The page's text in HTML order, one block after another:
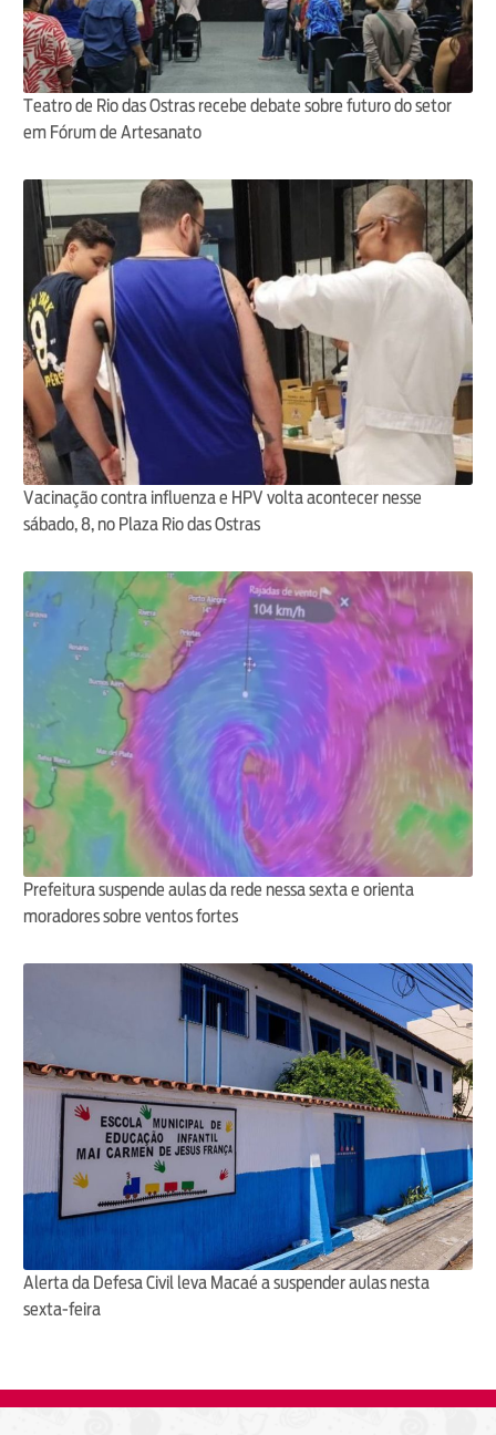
Teatro de Rio das Ostras recebe debate sobre futuro do setor
em Fórum de Artesanato
Vacinação contra influenza e HPV volta acontecer nesse
sábado, 8, no Plaza Rio das Ostras
Prefeitura suspende aulas da rede nessa sexta e orienta
moradores sobre ventos fortes
Alerta da Defesa Civil leva Macaé a suspender aulas nesta
sexta-feira